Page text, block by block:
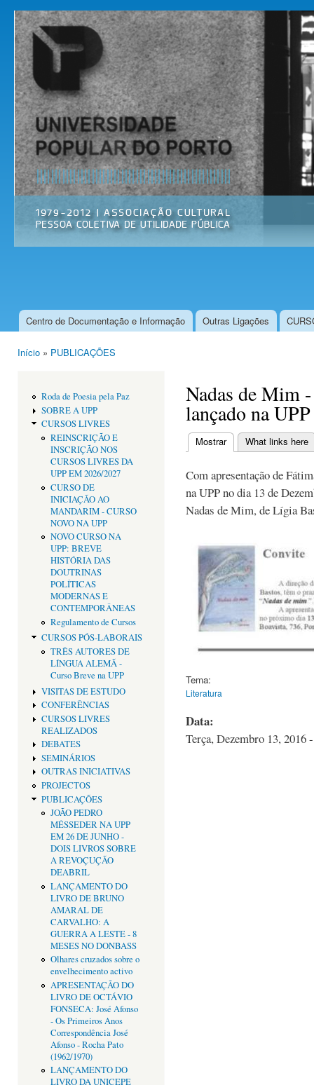
Universidade
Popular do
Porto
Associação
Cultural
Menu principal
Centro de Documentação e Informação Outras Ligações
Início » PUBLICAÇÕES
Roda de Poesia pela Paz
SOBRE A UPP
CURSOS LIVRES
REINSCRIÇÃO E
INSCRIÇÃO NOS
CURSOS LIVRES DA
UPP EM 2026/2027
CURSO DE
INICIAÇÃO AO
MANDARIM - CURSO
NOVO NA UPP
NOVO CURSO NA
UPP: BREVE
HISTÓRIA DAS
DOUTRINAS
POLÍTICAS
MODERNAS E
CONTEMPORÂNEAS
Regulamento de Cursos
CURSOS PÓS-LABORAIS
TRÊS AUTORES DE
LÍNGUA ALEMÃ -
Curso Breve na UPP
VISITAS DE ESTUDO
CONFERÊNCIAS
CURSOS LIVRES
REALIZADOS
DEBATES
SEMINÁRIOS
OUTRAS INICIATIVAS
PROJECTOS
PUBLICAÇÕES
JOÃO PEDRO
MÉSSEDER NA UPP
EM 26 DE JUNHO -
DOIS LIVROS SOBRE
A REVOÇUÇÃO
DEABRIL
LANÇAMENTO DO
LIVRO DE BRUNO
AMARAL DE
CARVALHO: A
GUERRA A LESTE - 8
MESES NO DONBASS
Olhares cruzados sobre o
envelhecimento activo
APRESENTAÇÃO DO
LIVRO DE OCTÁVIO
FONSECA: José Afonso
- Os Primeiros Anos
Correspondência José
Afonso - Rocha Pato
(1962/1970)
LANÇAMENTO DO
LIVRO DA UNICEPE
Nadas de Mim
lançado na UPP
Separadores
Mostrar(separador ativo)
What links here
Com apresentação de
na UPP no dia 13 de
Nadas de Mim, de Lígia
Tema:
Literatura
Data:
Terça, Dezembro 13, 2016